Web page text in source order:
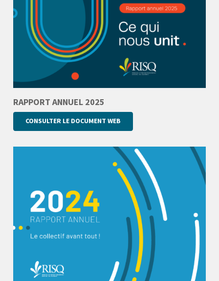
RAPPORT ANNUEL 2025
CONSULTER LE DOCUMENT WEB